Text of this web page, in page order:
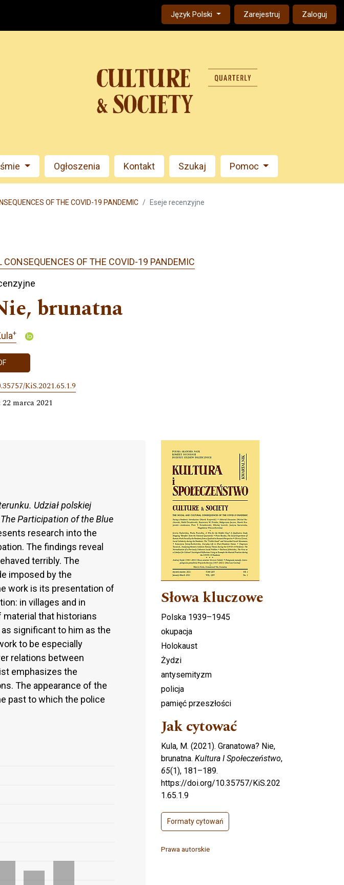
Change the language. The current language is:
Język Polski Zarejestruj Zaloguj
Ogłoszenia Kontakt Szukaj Pomoc
OF THE COVID-19 PANDEMIC Eseje recenzyjne
OF THE COVID-19 PANDEMIC
brunatna
+
KiS.2021.65.1.9
marca 2021
Udział polskiej
Participation of the Blue
research into the
The findings reveal
terribly. The
imposed by the
work is its presentation of
in villages and in
that historians
significant to him as the
to be especially
relations between
emphasizes the
The appearance of the
past to which the police
Cover image
Słowa kluczowe
Polska 1939–1945
okupacja
Holokaust
Żydzi
antysemityzm
policja
pamięć przeszłości
Jak cytować
Kula, M. (2021). Granatowa? Nie,
brunatna. Kultura I Społeczeństwo,
65(1), 181–189.
https://doi.org/10.35757/KiS.202
1.65.1.9
Formaty cytowań
Prawa autorskie